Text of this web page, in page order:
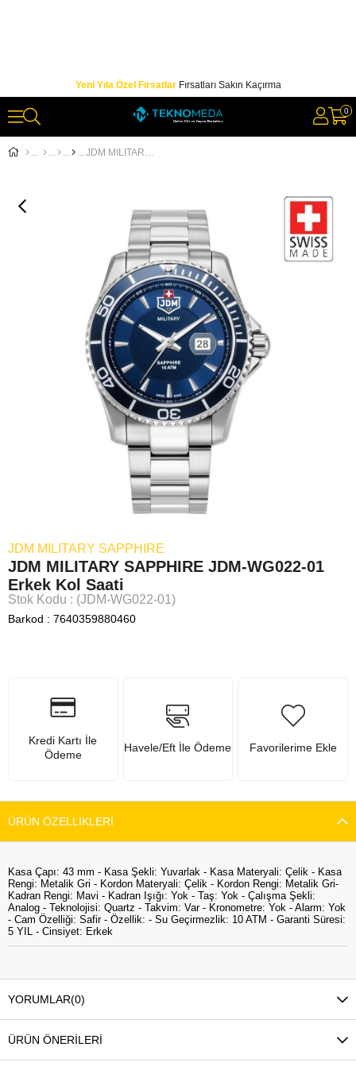
Yeni Yıla Özel FırsatlarFırsatları Sakın Kaçırma
0
JDM MILITARY SAPPHIRE JDM-WG022-01 Erkek Kol Saati
JDM MILITARY SAPPHIRE
JDM MILITARY SAPPHIRE JDM-WG022-01
Erkek Kol Saati
Stok Kodu (JDM-WG022-01)
Barkod : 7640359880460
Kredi Kartı İle
Ödeme
Havele/Eft İle Ödeme Favorilerime Ekle
ÜRÜN ÖZELLIKLERI
Kasa Çapı: 43 mm - Kasa Şekli: Yuvarlak - Kasa Materyali: Çelik - Kasa
Rengi: Metalik Gri - Kordon Materyali: Çelik - Kordon Rengi: Metalik Gri-
Kadran Rengi: Mavi - Kadran Işığı: Yok - Taş: Yok - Çalışma Şekli:
Analog - Teknolojisi: Quartz - Takvim: Var - Kronometre: Yok - Alarm: Yok
- Cam Özelliği: Safir - Özellik: - Su Geçirmezlik: 10 ATM - Garanti Süresi:
5 YIL - Cinsiyet: Erkek
YORUMLAR(0)
ÜRÜN ÖNERILERI